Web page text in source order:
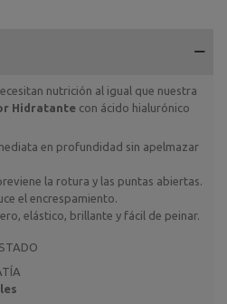
nutrición al igual que nuestra
Hidratante con ácido hialurónico
en profundidad sin apelmazar
la rotura y las puntas abiertas.
el encrespamiento.
elástico, brillante y fácil de peinar.